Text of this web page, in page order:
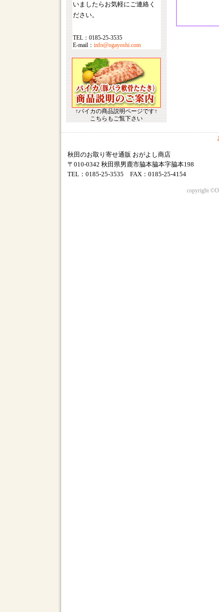
いましたらお気軽にご連絡く
ださい。
TEL：0185-25-3535
E-mail： info@ogayoshi.com
↑パイカの商品説明ページです↑
こちらもご覧下さい
秋田のお取り寄せ通販 おがよし商店
〒010-0342 秋田県男鹿市脇本脇本字脇本198
TEL：0185-25-3535 FAX：0185-25-4154
copyright